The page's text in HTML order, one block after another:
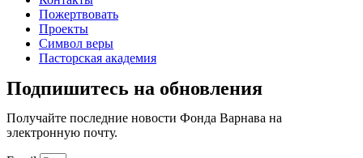
Пожертвовать
Проекты
Символ веры
Пасторская академия
Подпишитесь на обновления
Получайте последние новости Фонда Варнава на
электронную почту.